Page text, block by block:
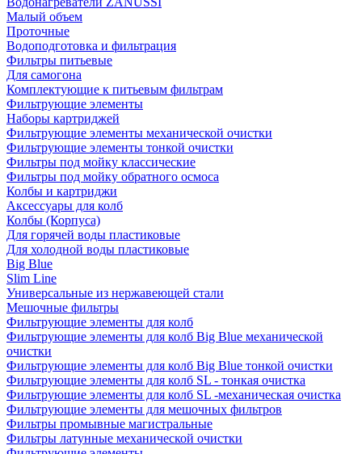
Малый объем
Проточные
Водоподготовка и фильтрация
Фильтры питьевые
Для самогона
Комплектующие к питьевым фильтрам
Фильтрующие элементы
Наборы картриджей
Фильтрующие элементы механической очистки
Фильтрующие элементы тонкой очистки
Фильтры под мойку классические
Фильтры под мойку обратного осмоса
Колбы и картриджи
Аксессуары для колб
Колбы (Корпуса)
Для горячей воды пластиковые
Для холодной воды пластиковые
Big Blue
Slim Line
Универсальные из нержавеющей стали
Мешочные фильтры
Фильтрующие элементы для колб
Фильтрующие элементы для колб Big Blue механической
очистки
Фильтрующие элементы для колб Big Blue тонкой очистки
Фильтрующие элементы для колб SL - тонкая очистка
Фильтрующие элементы для колб SL -механическая очистка
Фильтрующие элементы для мешочных фильтров
Фильтры промывные магистральные
Фильтры латунные механической очистки